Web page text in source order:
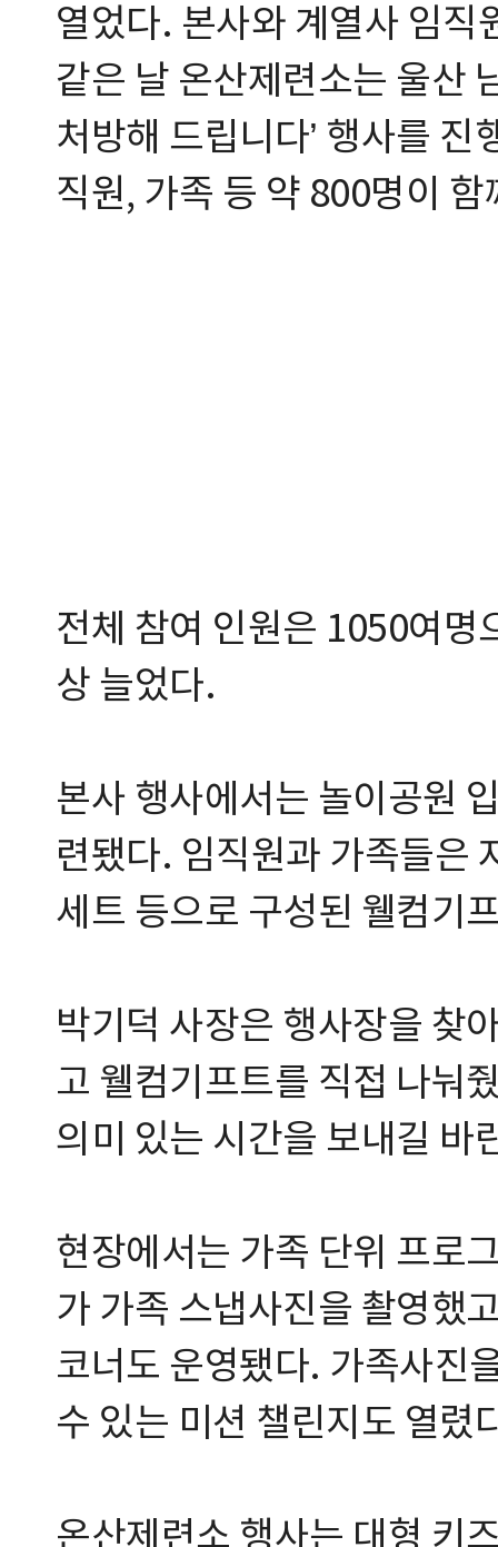
열었다. 본사와 계열사 임직
같은 날 온산제련소는 울산
처방해 드립니다’ 행사를
직원, 가족 등 약 800명이 함
전체 참여 인원은 1050여명
상 늘었다.
본사 행사에서는 놀이공원
련됐다. 임직원과 가족들은
세트 등으로 구성된 웰컴기
박기덕 사장은 행사장을 찾
고 웰컴기프트를 직접 나눠
의미 있는 시간을 보내길 바
현장에서는 가족 단위 프로
가 가족 스냅사진을 촬영했
코너도 운영됐다. 가족사진
수 있는 미션 챌린지도 열렸
온산제련소 행사는 대형 키